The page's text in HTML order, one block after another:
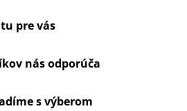
pre vás
nás odporúča
s výberom